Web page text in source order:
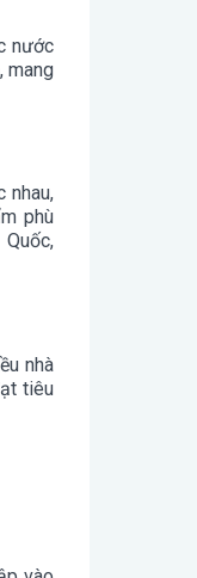
nước
mang
nhau,
phù
nhà
tiêu